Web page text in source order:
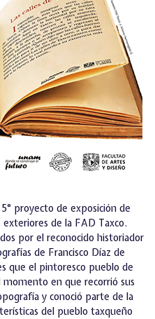
5° proyecto de exposición de
de la FAD Taxco.
por el reconocido historiador
de Francisco Díaz de
que el pintoresco pueblo de
en que recorrió sus
y conoció parte de la
del pueblo taxqueño